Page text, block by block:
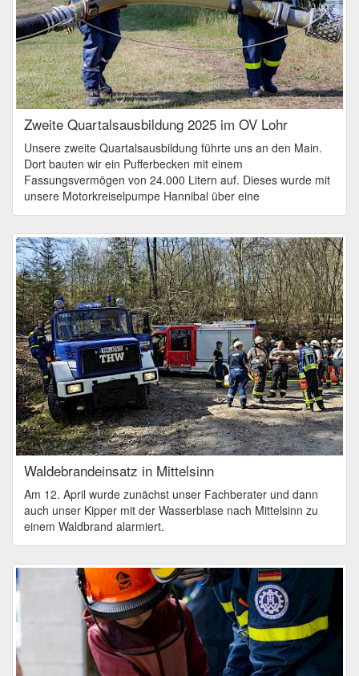
Zweite Quartalsausbildung 2025 im OV Lohr
Unsere zweite Quartalsausbildung führte uns an den Main.
Dort bauten wir ein Pufferbecken mit einem
Fassungsvermögen von 24.000 Litern auf. Dieses wurde mit
unsere Motorkreiselpumpe Hannibal über eine
Waldebrandeinsatz in Mittelsinn
Am 12. April wurde zunächst unser Fachberater und dann
auch unser Kipper mit der Wasserblase nach Mittelsinn zu
einem Waldbrand alarmiert.